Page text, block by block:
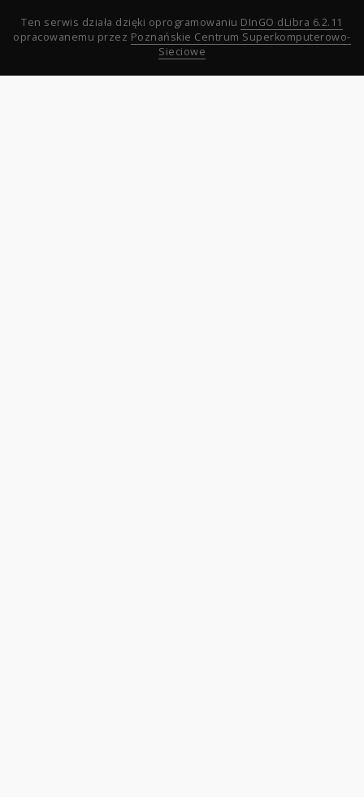
Ten serwis działa dzięki oprogramowaniu DInGO dLibra 6.2.11
opracowanemu przez Poznańskie Centrum Superkomputerowo-
Sieciowe